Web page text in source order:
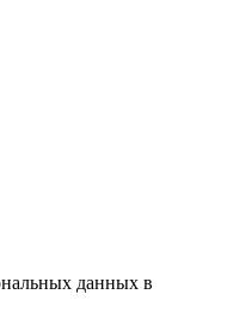
данных в